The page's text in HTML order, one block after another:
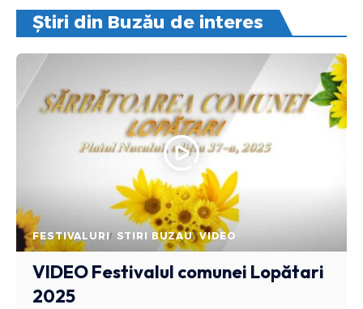
Știri din Buzău de interes
FESTIVALURI STIRI BUZAU VIDEO
VIDEO Festivalul comunei Lopătari
2025